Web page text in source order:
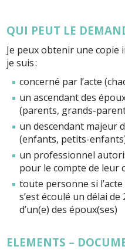
QUI PEUT LE
Je peux obtenir une copie
je suis :
concerné par l’acte
un ascendant des
(parents, grands-
un descendant majeur
(enfants, petits-
un professionnel
pour le compte de leur
toute personne si
s’est écoulé un délai
d’un(e) des époux(ses)
ELEMENTS –